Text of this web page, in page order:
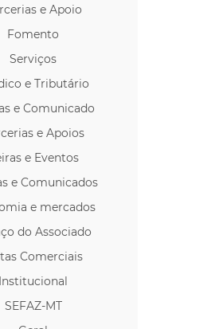
e Apoio
Fomento
Serviços
e Tributário
e Comunicado
e Apoios
e Eventos
e Comunicados
e mercados
do Associado
Comerciais
Institucional
SEFAZ-MT